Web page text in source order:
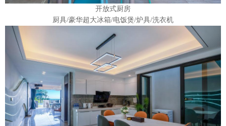
开放式厨房
厨具/豪华超大冰箱/电饭煲/炉具/洗衣机